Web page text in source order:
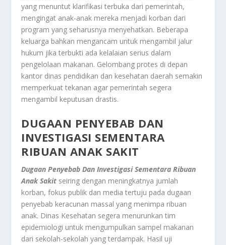
yang menuntut klarifikasi terbuka dari pemerintah,
mengingat anak-anak mereka menjadi korban dari
program yang seharusnya menyehatkan. Beberapa
keluarga bahkan mengancam untuk mengambil jalur
hukum jika terbukti ada kelalaian serius dalam
pengelolaan makanan. Gelombang protes di depan
kantor dinas pendidikan dan kesehatan daerah semakin
memperkuat tekanan agar pemerintah segera
mengambil keputusan drastis.
DUGAAN PENYEBAB DAN
INVESTIGASI SEMENTARA
RIBUAN ANAK SAKIT
Dugaan Penyebab Dan Investigasi Sementara Ribuan
Anak Sakit seiring dengan meningkatnya jumlah
korban, fokus publik dan media tertuju pada dugaan
penyebab keracunan massal yang menimpa ribuan
anak. Dinas Kesehatan segera menurunkan tim
epidemiologi untuk mengumpulkan sampel makanan
dari sekolah-sekolah yang terdampak. Hasil uji